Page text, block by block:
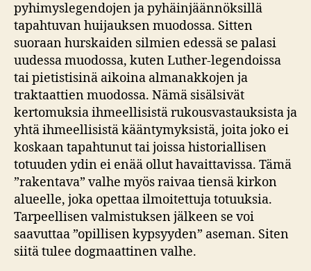
pyhimyslegendojen ja pyhäinjäännöksillä
tapahtuvan huijauksen muodossa. Sitten
suoraan hurskaiden silmien edessä se palasi
uudessa muodossa, kuten Luther-legendoissa
tai pietistisinä aikoina almanakkojen ja
traktaattien muodossa. Nämä sisälsivät
kertomuksia ihmeellisistä rukousvastauksista ja
yhtä ihmeellisistä kääntymyksistä, joita joko ei
koskaan tapahtunut tai joissa historiallisen
totuuden ydin ei enää ollut havaittavissa. Tämä
”rakentava” valhe myös raivaa tiensä kirkon
alueelle, joka opettaa ilmoitettuja totuuksia.
Tarpeellisen valmistuksen jälkeen se voi
saavuttaa ”opillisen kypsyyden” aseman. Siten
siitä tulee dogmaattinen valhe.